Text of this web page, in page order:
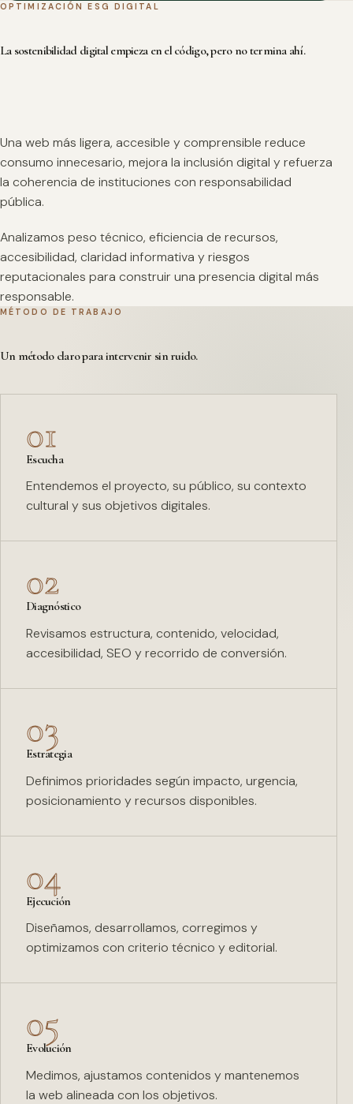
OPTIMIZACIÓN ESG DIGITAL
La sostenibilidad digital empieza en el código, pero no termina ahí.
Una web más ligera, accesible y comprensible reduce
consumo innecesario, mejora la inclusión digital y refuerza
la coherencia de instituciones con responsabilidad
pública.
Analizamos peso técnico, eficiencia de recursos,
accesibilidad, claridad informativa y riesgos
reputacionales para construir una presencia digital más
responsable.
MÉTODO DE TRABAJO
Un método claro para intervenir sin ruido.
01
Escucha
Entendemos el proyecto, su público, su contexto
cultural y sus objetivos digitales.
02
Diagnóstico
Revisamos estructura, contenido, velocidad,
accesibilidad, SEO y recorrido de conversión.
03
Estrategia
Definimos prioridades según impacto, urgencia,
posicionamiento y recursos disponibles.
04
Ejecución
Diseñamos, desarrollamos, corregimos y
optimizamos con criterio técnico y editorial.
05
Evolución
Medimos, ajustamos contenidos y mantenemos
la web alineada con los objetivos.